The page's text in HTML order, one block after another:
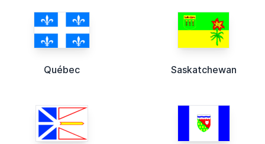
Québec Saskatchewan